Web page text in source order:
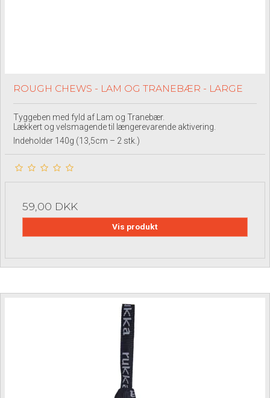
ROUGH CHEWS - LAM OG TRANEBÆR - LARGE
Tyggeben med fyld af Lam og Tranebær.
Lækkert og velsmagende til længerevarende aktivering.
Indeholder 140g (13,5cm – 2 stk.)
59,00 DKK
Vis produkt